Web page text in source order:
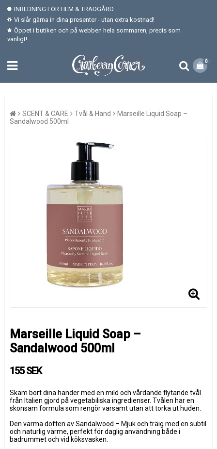
INREDNING FÖR HEM & TRÄDGÅRD
Vi slår gärna in dina presenter - utan extra kostnad!
Öppet i butiken och på webben hela sommaren, precis som
vanligt!
0
SCENT & CARE Tvål & Hand
Marseille Liquid Soap –
Sandalwood 500ml
Marseille Liquid Soap –
Sandalwood 500ml
155 SEK
Skäm bort dina händer med en mild och vårdande flytande tvål
från Italien gjord på vegetabiliska ingredienser. Tvålen har en
skonsam formula som rengör varsamt utan att torka ut huden.
Den varma doften av Sandalwood – Mjuk och träig med en subtil
och naturlig värme, perfekt för daglig användning både i
badrummet och vid köksvasken.